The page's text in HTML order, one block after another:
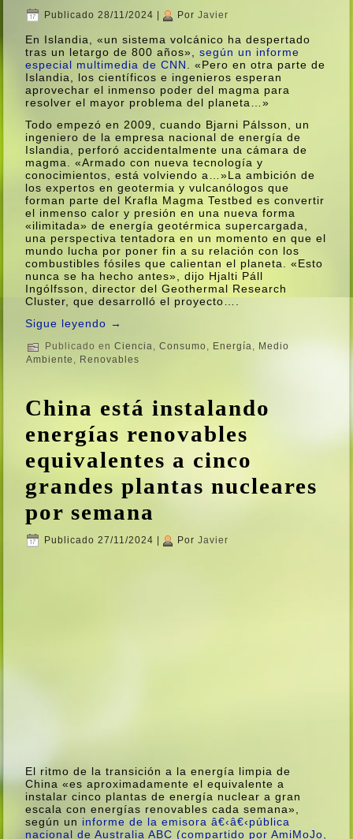
Publicado 28/11/2024 Por Javier
En Islandia, «un sistema volcánico ha despertado
tras un letargo de 800 años»,según un informe
especial multimedia de CNN
. «Pero en otra parte de
Islandia, los cientí­ficos e ingenieros esperan
aprovechar el inmenso poder del magma para
resolver el mayor problema del planeta…»
Todo empezó en 2009, cuando Bjarni Pálsson, un
ingeniero de la empresa nacional de energí­a de
Islandia, perforó accidentalmente una cámara de
magma. «Armado con nueva tecnologí­a y
conocimientos, está volviendo a…»La ambición de
los expertos en geotermia y vulcanólogos que
forman parte del Krafla Magma Testbed es convertir
el inmenso calor y presión en una nueva forma
«ilimitada» de energí­a geotérmica supercargada,
una perspectiva tentadora en un momento en que el
mundo lucha por poner fin a su relación con los
combustibles fósiles que calientan el planeta. «Esto
nunca se ha hecho antes», dijo Hjalti Páll
Ingólfsson, director del Geothermal Research
Cluster, que desarrolló el proyecto….
Sigue leyendo →
Publicado en Ciencia,Consumo , Energí­a, Medio
Ambiente , Renovables
China está instalando
energí­as renovables
equivalentes a cinco
grandes plantas nucleares
por semana
Publicado 27/11/2024 Por Javier
El ritmo de la transición a la energí­a limpia de
China «es aproximadamente el equivalente a
instalar cinco plantas de energí­a nuclear a gran
escala con energí­as renovables cada semana»,
según un informe de la emisora â€‹â€‹pública
nacional de Australia ABC (compartido porAmiMoJo,